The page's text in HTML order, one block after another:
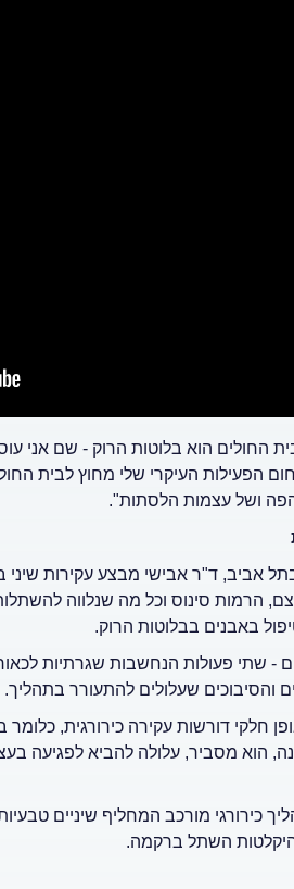
החולים הוא בלוטות הרוק - שם אני
הפעילות העיקרי שלי מחוץ לבית
הפה ושל עצמות הלסתות".
אביב, ד"ר אבישי מבצע עקירות שיני
הרמות סינוס וכל מה שנלווה
באבנים בבלוטות הרוק.
- שתי פעולות הנחשבות שגרתיות
והסיבוכים שעלולים להתעורר בתהליך.
חלקי דורשות עקירה כירורגית,
הוא מסביר, עלולה להביא לפגיעה
כירורגי מורכב המחליף שיניים
היקלטות השתל ברקמה.